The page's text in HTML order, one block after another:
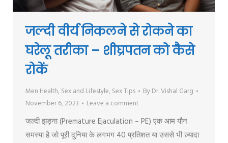
जल्दी वीर्य निकलने से रोकने का
घरेलू तरीका – शीघ्रपतन को कैसे
रोकें
Men Health, Sex and Lifestyle, Sex Tips By Dr. Vishal Garg
November 6, 2023
Leave a comment
जल्दी झड़ना (Premature Ejaculation – PE) एक आम यौन
समस्या है जो पूरी दुनिया के लगभग 40 प्रतिशत या उससे भी ज़्यादा